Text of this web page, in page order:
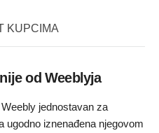
KUPCIMA
od Weeblyja
jednostavan za
ugodno iznenađena njegovom